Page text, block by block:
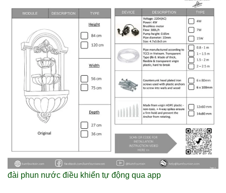
đài phun nước điều khiển tự động qua app